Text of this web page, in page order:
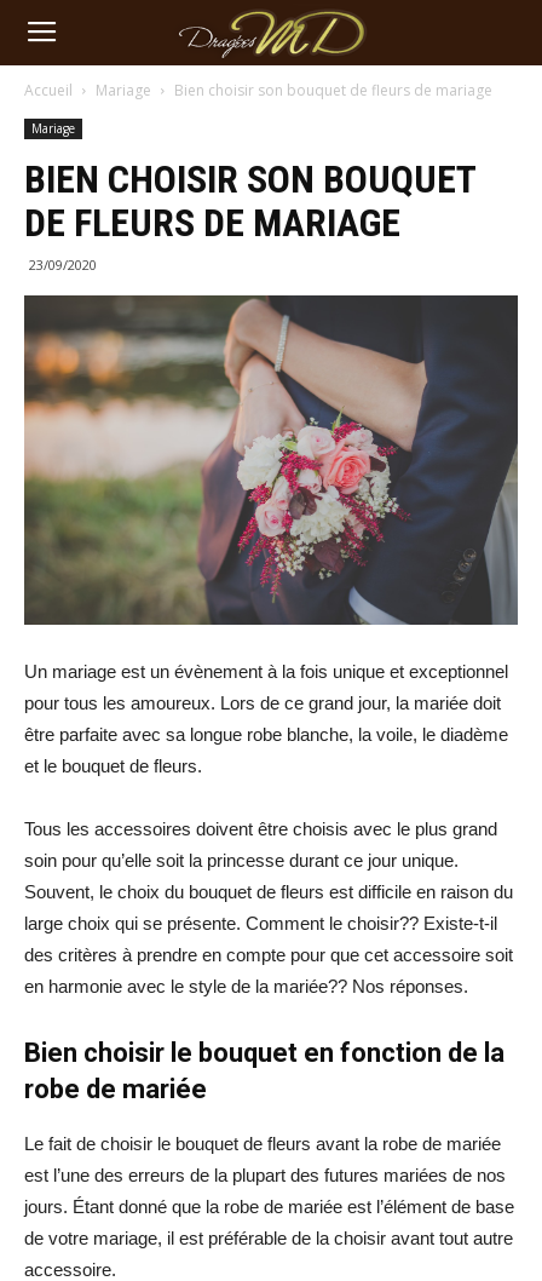
Dragées-
MD
Accueil Mariage Bien choisir son bouquet de fleurs de mariage
Mariage
BIEN CHOISIR SON BOUQUET
DE FLEURS DE MARIAGE
23/09/2020
Un mariage est un évènement à la fois unique et exceptionnel
pour tous les amoureux. Lors de ce grand jour, la mariée doit
être parfaite avec sa longue robe blanche, la voile, le diadème
et le bouquet de fleurs.
Tous les accessoires doivent être choisis avec le plus grand
soin pour qu’elle soit la princesse durant ce jour unique.
Souvent, le choix du bouquet de fleurs est difficile en raison du
large choix qui se présente. Comment le choisir?? Existe-t-il
des critères à prendre en compte pour que cet accessoire soit
en harmonie avec le style de la mariée?? Nos réponses.
Bien choisir le bouquet en fonction de la
robe de mariée
Le fait de choisir le bouquet de fleurs avant la robe de mariée
est l’une des erreurs de la plupart des futures mariées de nos
jours. Étant donné que la robe de mariée est l’élément de base
de votre mariage, il est préférable de la choisir avant tout autre
accessoire.